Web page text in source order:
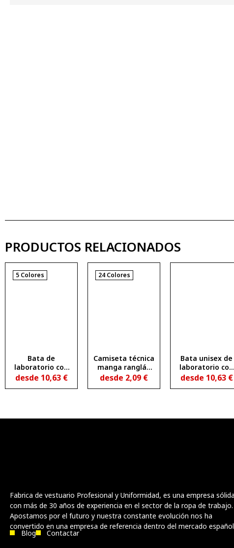
PRODUCTOS RELACIONADOS
5 Colores
Bata de
laboratorio con
solapa de mujer
VACCINE WOMAN
desde 10,63 €
24 Colores
Camiseta técnica
manga ranglán
entallada
transpirable
desde 2,09 €
Bata unisex de
laboratorio con
solapa MEDERI
desde 10,63 €
Fabrica de vestuario Profesional y Uniformidad, es una empresa sólida
con más de 30 años de experiencia en el sector de la ropa de trabajo.
Apostamos por el futuro y nuestra constante evolución nos ha
convertido en una empresa de referencia dentro del mercado
Blog Contactar